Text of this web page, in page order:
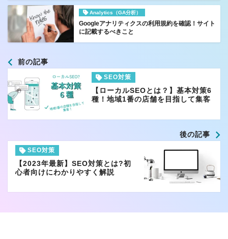
Analytics（GA分析）
Googleアナリティクスの利用規約を確認！サイト
に記載するべきこと
前の記事
SEO対策
【ローカルSEOとは？】基本対策6
種！地域1番の店舗を目指して集客
後の記事
SEO対策
【2023年最新】SEO対策とは?初
心者向けにわかりやすく解説